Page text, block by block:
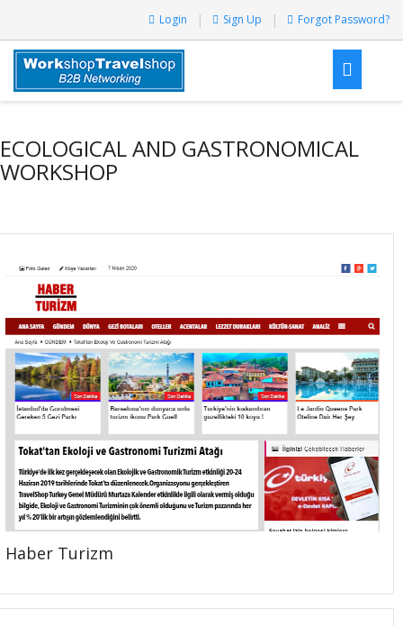
Login Sign Up Forgot Password?
ECOLOGICAL AND GASTRONOMICAL
WORKSHOP
Haber Turizm